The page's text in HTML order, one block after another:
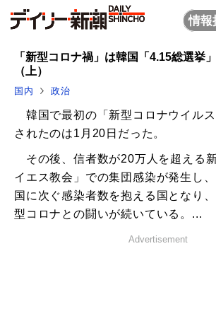
情報
「新型コロナ禍」は韓国「4.15総選挙
（上）
国内 政治
韓国で最初の「新型コロナウイル
されたのは1月20日だった。
その後、信者数が20万人を超える
イエス教会」での集団感染が発生し
国に次ぐ感染者数を抱える国となり
型コロナとの闘いが続いている。...
Advertisement